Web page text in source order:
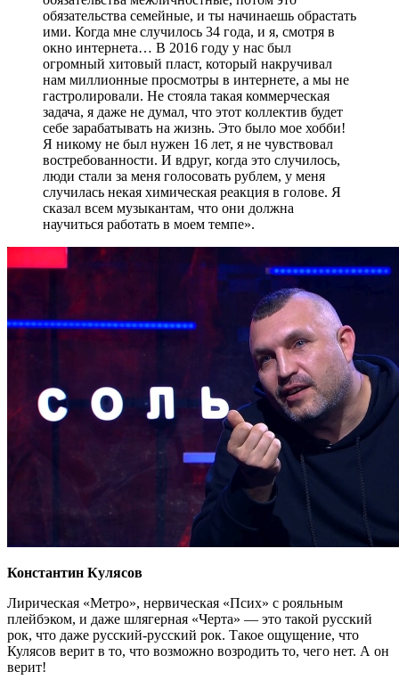
обязательства семейные, и ты начинаешь обрастать
ими. Когда мне случилось 34 года, и я, смотря в
окно интернета… В 2016 году у нас был
огромный хитовый пласт, который накручивал
нам миллионные просмотры в интернете, а мы не
гастролировали. Не стояла такая коммерческая
задача, я даже не думал, что этот коллектив будет
себе зарабатывать на жизнь. Это было мое хобби!
Я никому не был нужен 16 лет, я не чувствовал
востребованности. И вдруг, когда это случилось,
люди стали за меня голосовать рублем, у меня
случилась некая химическая реакция в голове. Я
сказал всем музыкантам, что они должна
научиться работать в моем темпе».
Константин Кулясов
Лирическая «Метро», нервическая «Псих» с рояльным
плейбэком, и даже шлягерная «Черта» — это такой русский
рок, что даже русский-русский рок. Такое ощущение, что
Кулясов верит в то, что возможно возродить то, чего нет. А он
верит!